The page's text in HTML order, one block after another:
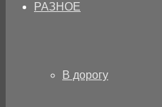
РАЗНОЕ
В дорогу